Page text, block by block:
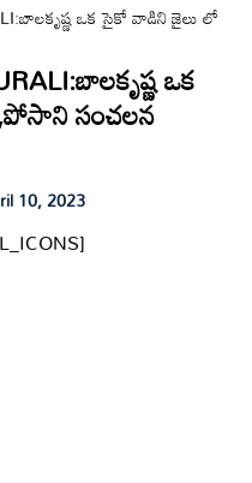
ఒక సైకో వాడిని జైలు లో
ఒక
సంచలన
10, 2023